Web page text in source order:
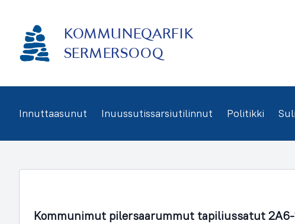
KOMMUNEQARFIK
SERMERSOOQ
Innuttaasunut Inuussutissarsiutilinnut Politikki
Kommunimut pilersaarummut tapiliussatut